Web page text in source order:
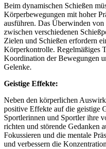
Beim dynamischen Schießen
Körperbewegungen mit hoher
ausführen. Das Überwinden von
zwischen verschiedenen
Zielen und Schießen erfordern
Körperkontrolle. Regelmäßiges
Koordination der Bewegungen
Gelenke.
Geistige Effekte:
Neben den körperlichen
positive Effekte auf die geistige
Sportlerinnen und Sportler ihre
richten und störende Gedanken
Fokussieren und die mentale
und verbessern die